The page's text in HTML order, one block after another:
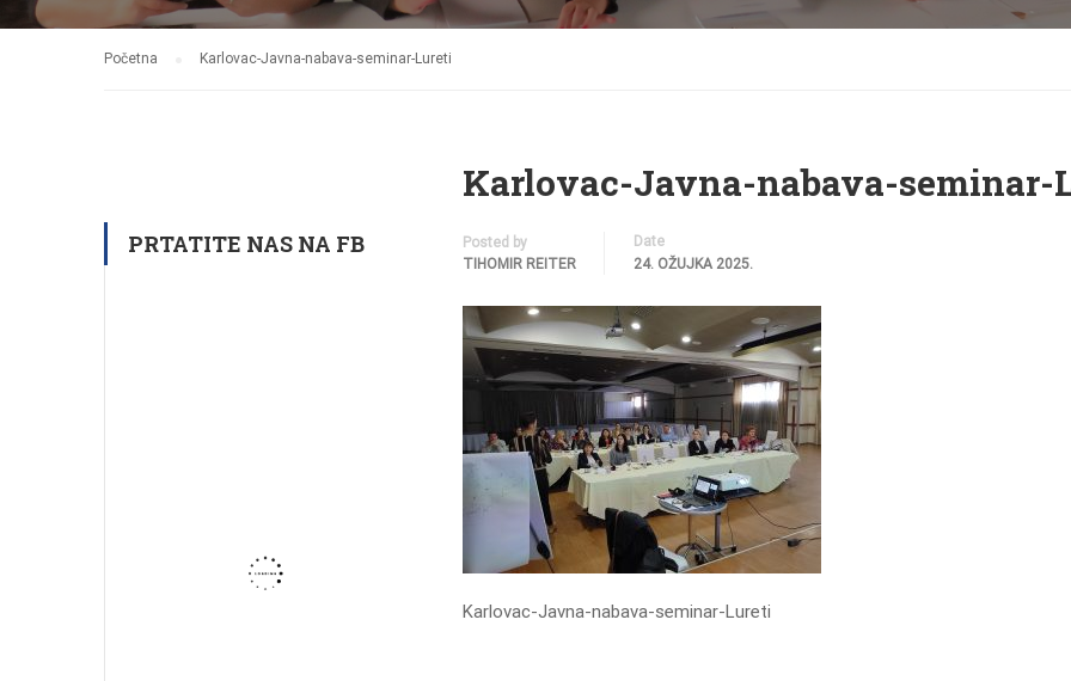
Početna Karlovac-Javna-nabava-seminar-Lureti
Karlovac-Javna-nabava-seminar-
Posted by
TIHOMIR REITER
Date
24. OŽUJKA 2025.
Karlovac-Javna-nabava-seminar-Lureti
PRTATITE NAS NA FB